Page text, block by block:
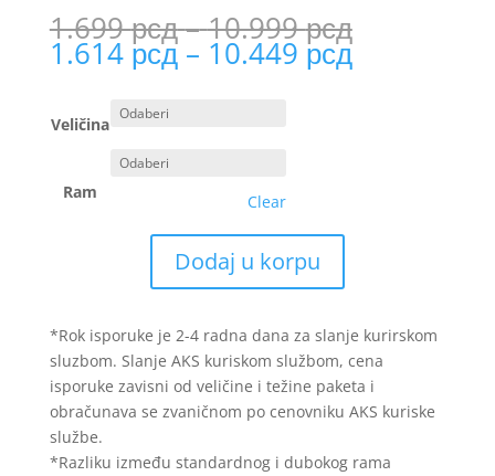
1.699рсд–10.999рсдPrice
range:
1.699 рсд
1.614 рсд – 10.449 рсдPrice
range:
Veličina
Ram Clear
Dodaj u korpu
*Rok isporuke je 2-4 radna dana za slanje kurirskom
sluzbom. Slanje AKS kuriskom službom, cena
isporuke zavisni od veličine i težine paketa i
obračunava se zvaničnom po cenovniku AKS kuriske
službe.
*Razliku između standardnog i dubokog rama